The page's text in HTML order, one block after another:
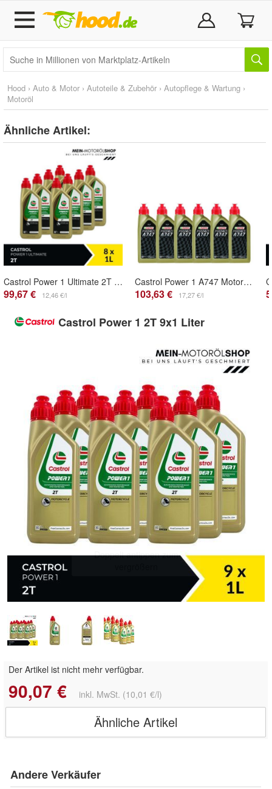
Hood › Auto & Motor › Autoteile & Zubehör › Autopflege & Wartung ›
Motoröl
Ähnliche Artikel:
Castrol Power 1 Ultimate 2T 8x1 Liter
99,67 € 12,46 €/l
Castrol Power 1 A747 Motoröl mit Rizinusanteil 2 Takt Hochleistungsöl 6x1 Liter
103,63 € 17,27 €/l
Castrol Power 1 2T 9x1 Liter
Doppelt antippen zum
Der Artikel ist nicht mehr verfügbar.
90,07 € inkl. MwSt. (10,01 €/l)
Ähnliche Artikel
Andere Verkäufer